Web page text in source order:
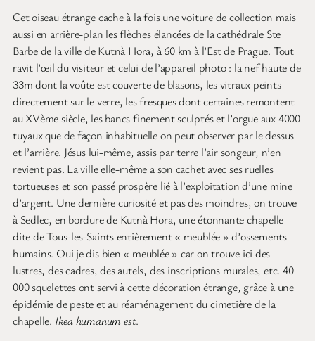
Cet oiseau étrange cache à la fois une voiture de collection mais
aussi en arrière-plan les flèches élancées de la cathédrale Ste
Barbe de la ville de Kutnà Hora, à 60 km à l’Est de Prague. Tout
ravit l’œil du visiteur et celui de l’appareil photo : la nef haute de
33m dont la voûte est couverte de blasons, les vitraux peints
directement sur le verre, les fresques dont certaines remontent
au XVème siècle, les bancs finement sculptés et l’orgue aux 4000
tuyaux que de façon inhabituelle on peut observer par le dessus
et l’arrière. Jésus lui-même, assis par terre l’air songeur, n’en
revient pas. La ville elle-même a son cachet avec ses ruelles
tortueuses et son passé prospère lié à l’exploitation d’une mine
d’argent. Une dernière curiosité et pas des moindres, on trouve
à Sedlec, en bordure de Kutnà Hora, une étonnante chapelle
dite de Tous-les-Saints entièrement « meublée » d’ossements
humains. Oui je dis bien « meublée » car on trouve ici des